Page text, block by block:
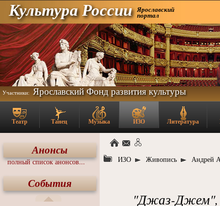
Культура России Ярославский
портал
Участники: Ярославский Фонд развития культуры
Театр Танец Музыка ИЗО Литература
Анонсы
полный список анонсов...
События
ИЗО Живопись Андрей
"Джаз-Джем",